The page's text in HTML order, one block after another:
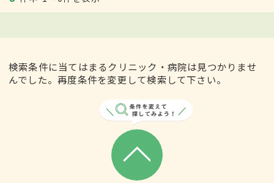
検索条件に当てはまるクリニック・病院は見つかりませ
んでした。再度条件を変更して検索して下さい。